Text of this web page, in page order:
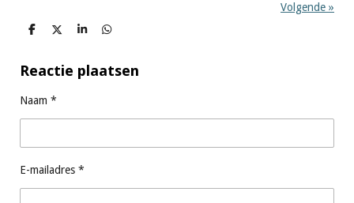
Volgende »
D
e
n
D
l
S
r
e
D
e
n
Reactie plaatsen
Naam *
E-mailadres *